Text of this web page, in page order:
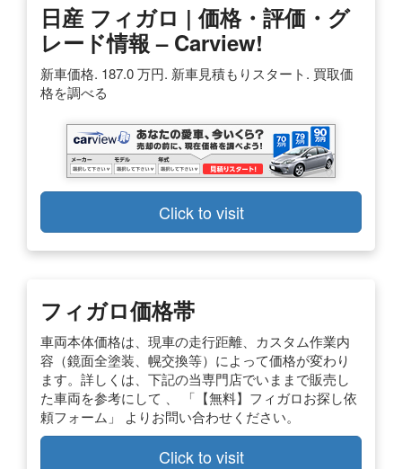
日産 フィガロ | 価格・評価・グ
レード情報 – Carview!
新車価格. 187.0 万円. 新車見積もりスタート. 買取価
格を調べる
Click to visit
フィガロ価格帯
車両本体価格は、現車の走行距離、カスタム作業内
容（鏡面全塗装、幌交換等）によって価格が変わり
ます。詳しくは、下記の当専門店でいままで販売し
た車両を参考にして 、 「【無料】フィガロお探し依
頼フォーム」 よりお問い合わせください。
Click to visit